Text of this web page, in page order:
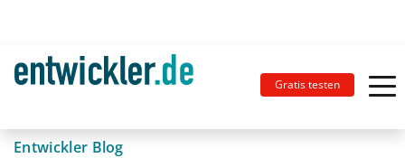
Gratis testen
Entwickler Blog